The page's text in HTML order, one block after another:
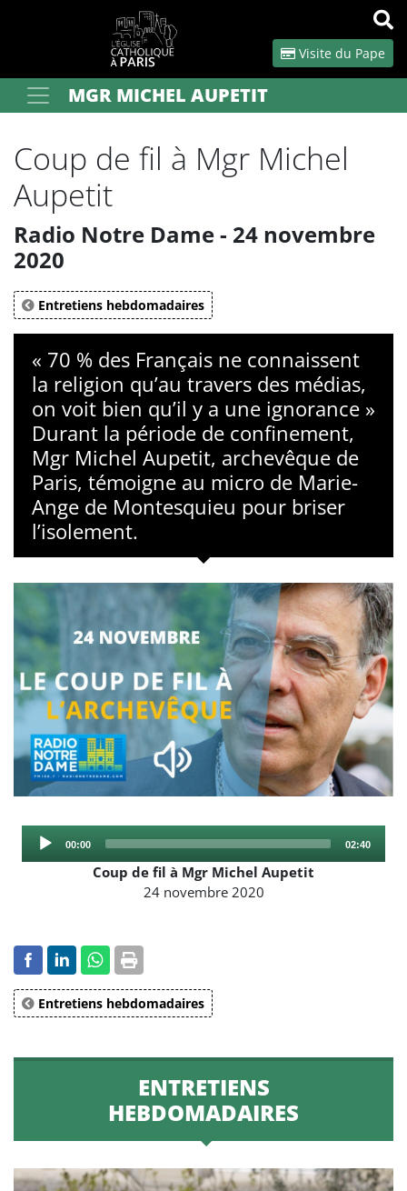
Visite du Pape
Votre rechercheMGR MICHEL AUPETIT
Coup de fil à Mgr Michel
Aupetit
Radio Notre Dame - 24 novembre
2020
Entretiens hebdomadaires
« 70 % des Français ne connaissent
la religion qu’au travers des médias,
on voit bien qu’il y a une ignorance »
Durant la période de confinement,
Mgr Michel Aupetit, archevêque de
Paris, témoigne au micro de Marie-
Ange de Montesquieu pour briser
l’isolement.
Player
Current
00:00
Total
02:40
Coup de fil à Mgr Michel Aupetit
24 novembre 2020
Entretiens hebdomadaires
ENTRETIENS
HEBDOMADAIRES
Panneau de gestion des cookies